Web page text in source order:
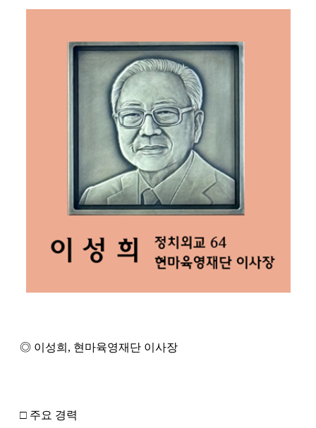
◎ 이성희, 현마육영재단 이사장
□ 주요 경력